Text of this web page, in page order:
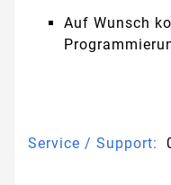
Auf Wunsch
Service / Support: